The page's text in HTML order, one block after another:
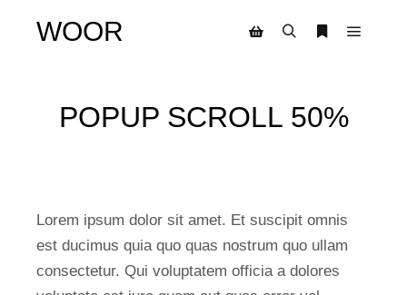
WOOR
POPUP SCROLL 50%
Lorem ipsum dolor sit amet. Et suscipit omnis
est ducimus quia quo quas nostrum quo ullam
consectetur. Qui voluptatem officia a dolores